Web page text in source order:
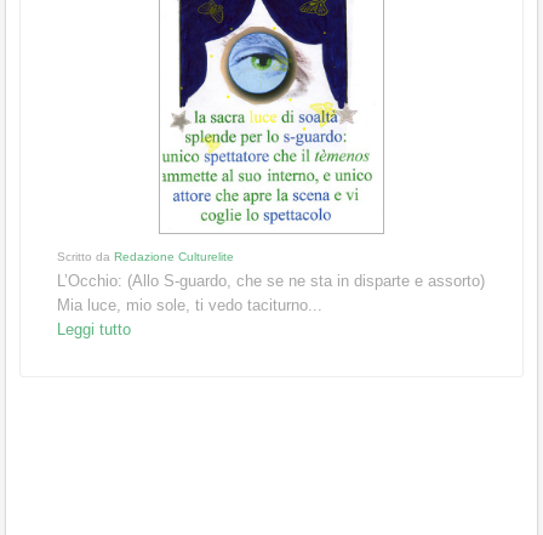
Scritto da Redazione Culturelite
L’Occhio: (Allo S-guardo, che se ne sta in disparte e assorto)
Mia luce, mio sole, ti vedo taciturno...
Leggi tutto